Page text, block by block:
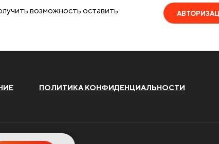
возможность оставить
ПОЛИТИКА КОНФИДЕНЦИАЛЬНОСТИ